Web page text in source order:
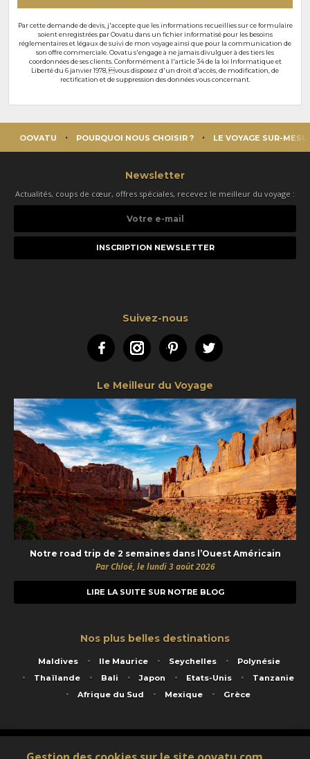
Par cette demande de devis, j'accepte que les informations recueillies sur ce formulaire
soient enregistrées par Oovatu dans un fichier informatisé pour les besoins
réglementaires et légaux de suivi de mon voyage ainsi que pour la communication de
son offre commerciale. Oovatu s'engage à ne jamais divulguer à des tiers les
coordonnées de ses clients. Conformément à l'article 34 de la loi Informatique et
Liberté du 6 janvier 1978, vous disposez d'un droit d'accès, de modification, de
rectification et de suppression des données vous concernant.
OOVATU POURQUOI NOUS CHOISIR ? LE VOYAGE SUR-
Newsletter
Actualités, coups de cœur, offres spéciales, recevez le meilleur du voyage :
e-
Suivez-nous
FacebookInstagramPinterestTwitter
Le Meilleur du Voyage
Notre road trip de 2 semaines dans l’Ouest Américain
Par Chloé, le lundi 3 août 2026
LIRE LA SUITE SUR NOTRE BLOG
Nos plus belles destinations
Maldives Ile Maurice Seychelles
Polynésie
Thaïlande
Bali Japon Etats-Unis
Tanzanie
Afrique du Sud
Mexique Grèce
Service animé par Nautil Voyages - 22 rue Georges Picquart 75017 Paris - S.A.S